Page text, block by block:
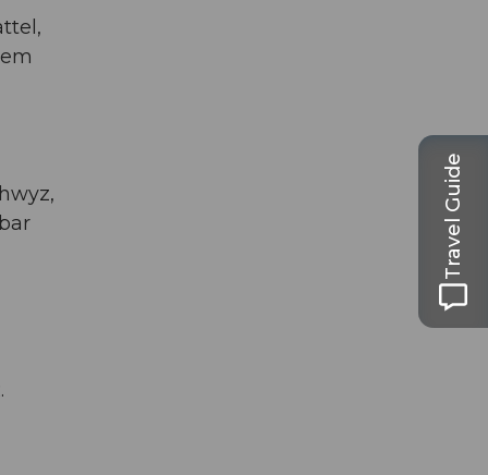
Travel Guide